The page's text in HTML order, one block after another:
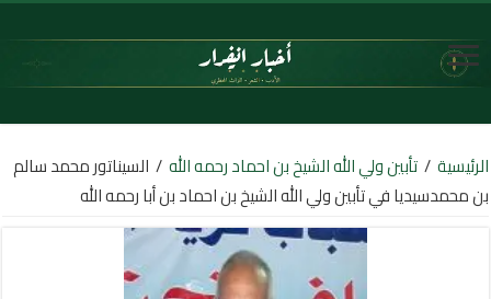
الرئيسية / تأبين ولي الله الشيخ بن احماد رحمه الله / السيناتور محمد سالم
بن محمدسيديا في تأبين ولي الله الشيخ بن احماد بن أبا رحمه الله